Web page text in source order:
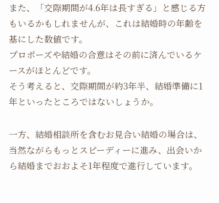
また、「交際期間が4.6年は長すぎる」と感じる方
もいるかもしれませんが、これは結婚時の年齢を
基にした数値です。
プロポーズや結婚の合意はその前に済んでいるケ
ースがほとんどです。
そう考えると、交際期間が約3年半、結婚準備に1
年といったところではないしょうか。
一方、結婚相談所を含むお見合い結婚の場合は、
当然ながらもっとスピーディーに進み、出会いか
ら結婚までおおよそ1年程度で進行しています。